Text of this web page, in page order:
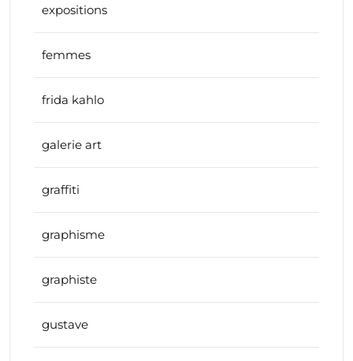
expositions
femmes
frida kahlo
galerie art
graffiti
graphisme
graphiste
gustave